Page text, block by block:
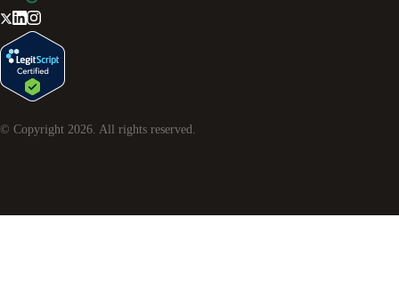
© Copyright 2026. All rights reserved.